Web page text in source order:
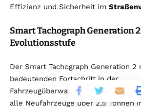
Effizienz und Sicherheit im
Smart Tachograph Generation
Evolutionsstufe
Der Smart Tachograph Generation
bedeutenden Fortschritt in der
Fahrzeugüberwachungstechnologie.
alle Neufahrzeuge über 2,5 Tonnen